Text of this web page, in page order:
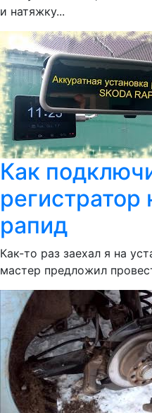
и натяжку...
Как
регистратор
рапид
Как-то раз заехал я на
мастер предложил